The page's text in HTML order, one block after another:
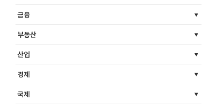
금융
부동산
산업
경제
국제